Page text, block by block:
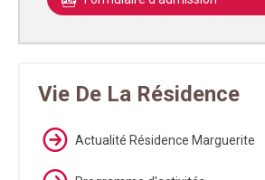
Vie De La Résidence
Actualité Résidence Marguerite